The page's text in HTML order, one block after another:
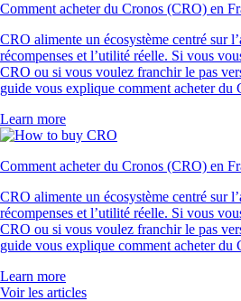
Comment acheter du Cronos (CRO) en
CRO alimente un écosystème centré sur
récompenses et l’utilité réelle. Si vous
CRO ou si vous voulez franchir le pas
guide vous explique comment acheter du
Learn more
Comment acheter du Cronos (CRO) en
CRO alimente un écosystème centré sur
récompenses et l’utilité réelle. Si vous
CRO ou si vous voulez franchir le pas
guide vous explique comment acheter du
Learn more
Voir les articles